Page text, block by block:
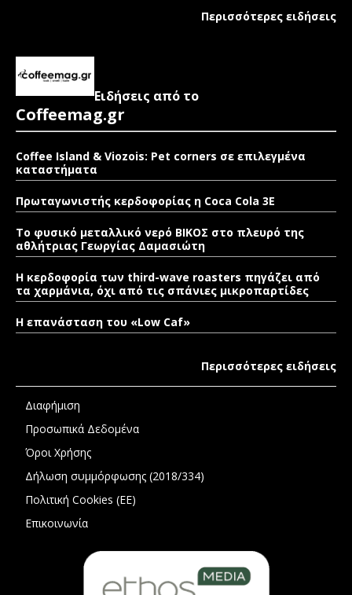
Περισσότερες ειδήσεις
Ειδήσεις από το
Coffeemag.gr
Coffee Island & Viozois: Pet corners σε επιλεγμένα
καταστήματα
Πρωταγωνιστής κερδοφορίας η Coca Cola 3E
Το φυσικό μεταλλικό νερό ΒΙΚΟΣ στο πλευρό της
αθλήτριας Γεωργίας Δαμασιώτη
Η κερδοφορία των third-wave roasters πηγάζει από
τα χαρμάνια, όχι από τις σπάνιες μικροπαρτίδες
Η επανάσταση του «Low Caf»
Περισσότερες ειδήσεις
Διαφήμιση
Προσωπικά Δεδομένα
Όροι Χρήσης
Δήλωση συμμόρφωσης (2018/334)
Πολιτική Cookies (ΕΕ)
Επικοινωνία